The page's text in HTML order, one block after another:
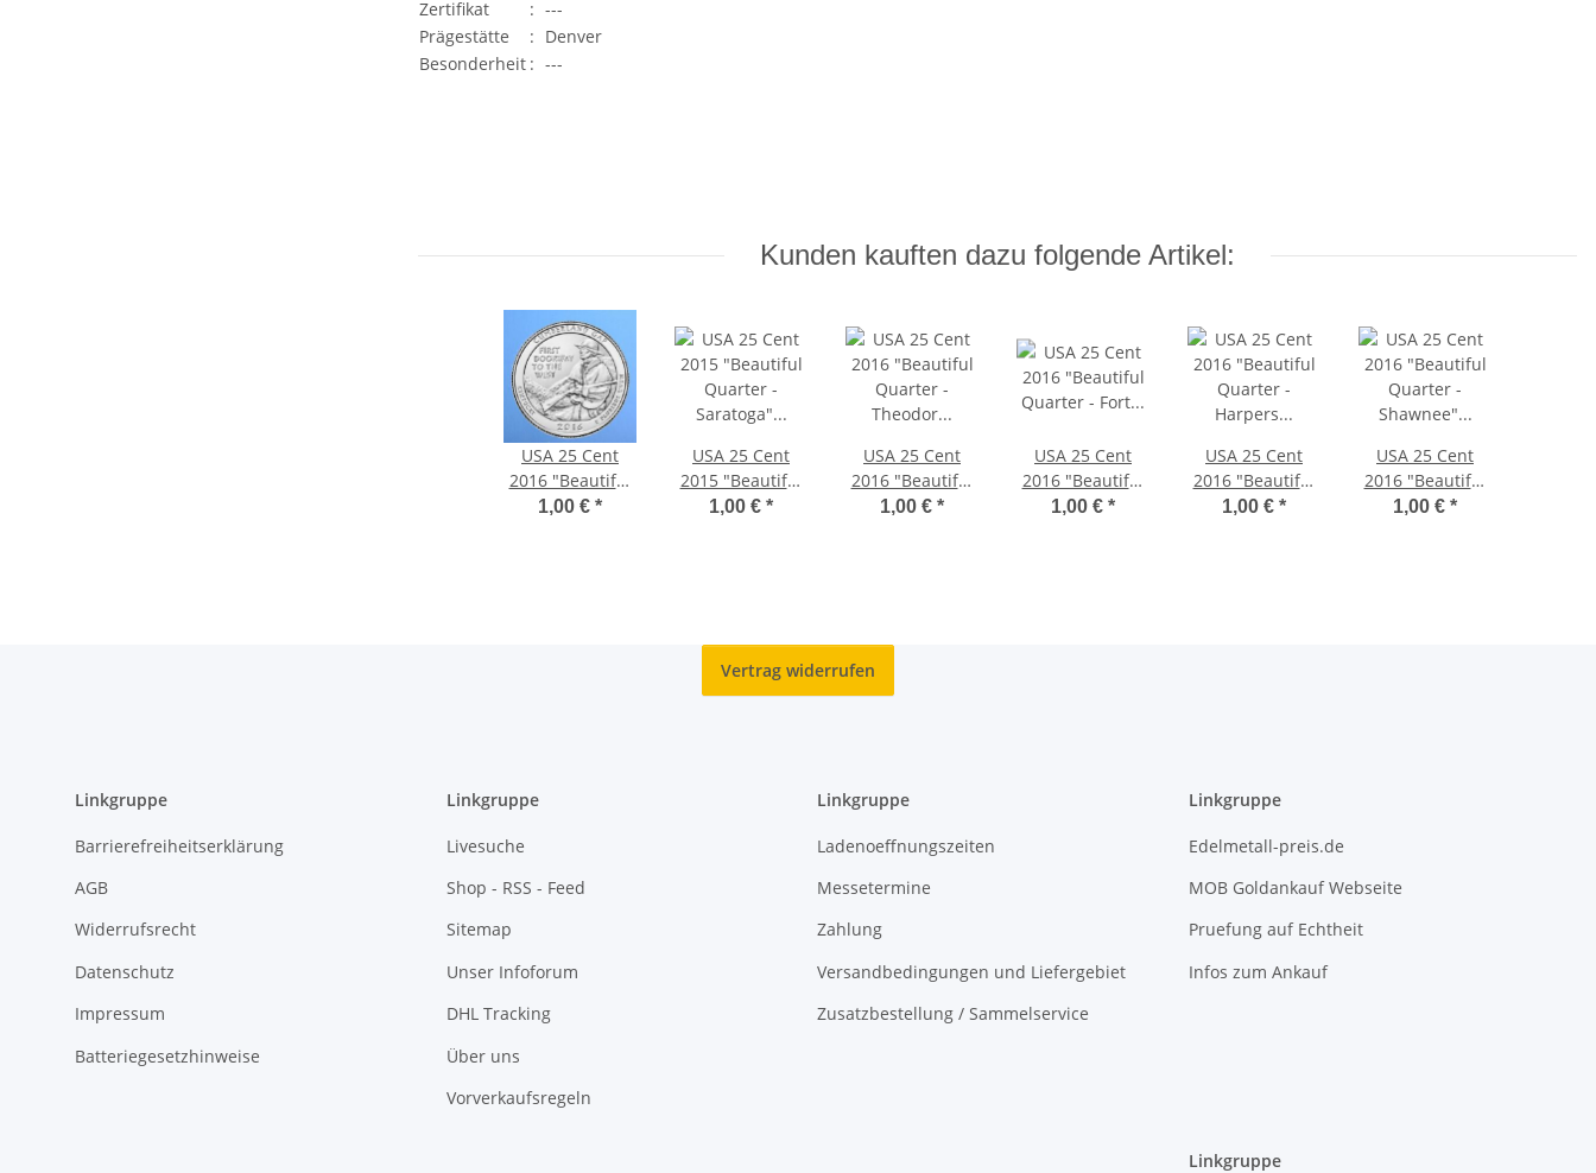
Zertifikat
: ---
Prägestätte
: Denver
Besonderheit : ---
Kunden kauften dazu folgende Artikel:
USA 25 Cent
2016 "Beautiful
Quarter -
1,00 € *
USA 25 Cent
2015 "Beautiful
Quarter -
1,00 € *
USA 25 Cent
2016 "Beautiful
Quarter -
1,00 € *
USA 25 Cent
2016 "Beautiful
Quarter - Fort
1,00 € *
USA 25 Cent
2016 "Beautiful
Quarter -
1,00 € *
USA 25 Cent
2016 "Beautiful
Quarter -
1,00 € *
Vertrag widerrufen
Linkgruppe
Barrierefreiheitserklärung
AGB
Widerrufsrecht
Datenschutz
Impressum
Batteriegesetzhinweise
Linkgruppe
Livesuche
Shop - RSS - Feed
Sitemap
Unser Infoforum
DHL Tracking
Über uns
Vorverkaufsregeln
Linkgruppe
Ladenoeffnungszeiten
Messetermine
Zahlung
Versandbedingungen und Liefergebiet
Zusatzbestellung / Sammelservice
Linkgruppe
Edelmetall-preis.de
MOB Goldankauf Webseite
Pruefung auf Echtheit
Infos zum Ankauf
Linkgruppe